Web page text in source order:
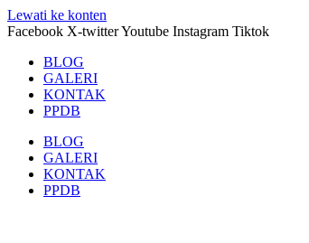
Lewati ke konten
Facebook X-twitterYoutube Instagram Tiktok
BLOG
GALERI
KONTAK
PPDB
BLOG
GALERI
KONTAK
PPDB